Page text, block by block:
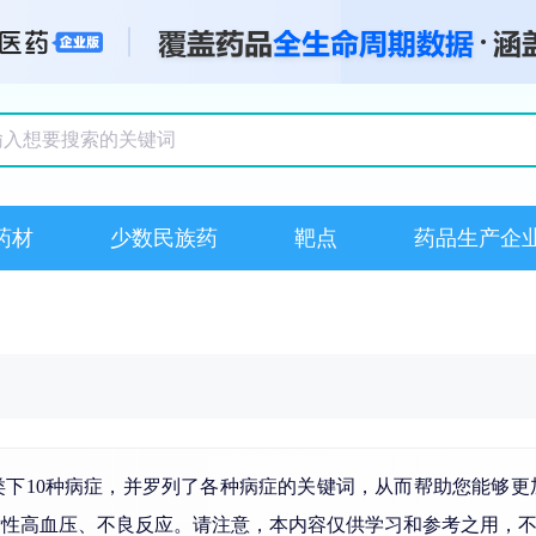
材 少数民族药 靶点 药品生产企
10种病症，并罗列了各种病症的关键词，从而帮助您能够
高血压 、不良反应。请注意，本内容仅供学习和参考之用，